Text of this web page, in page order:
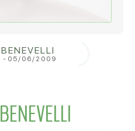
- 05/06/2009